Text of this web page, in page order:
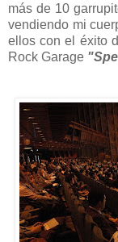
más de 10
vendiendo mi
ellos con el éxito
Rock Garage